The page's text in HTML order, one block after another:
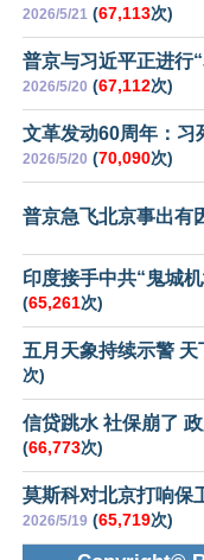
2026/5/21 (67,113次)
普京与习近平正进行
2026/5/20 (67,112次)
文革发动60周年：习
2026/5/20 (70,090次)
普京急飞北京事出有
印度接手中共“鬼城
(65,261次)
五月天象持续示警
次)
信贷跳水 社保崩了
(66,773次)
莫斯科对北京打响保
2026/5/19 (65,719次)